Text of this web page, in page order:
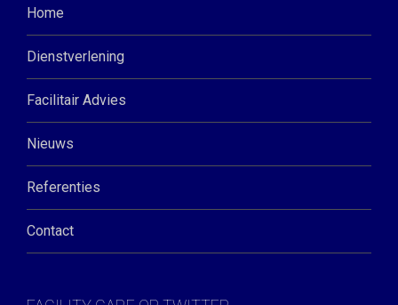
Home
Dienstverlening
Facilitair Advies
Nieuws
Referenties
Contact